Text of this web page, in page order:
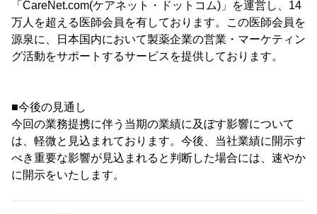
「CareNet.com(ケアネット・ドットコム)」を運営し、14
万人を超える医師会員を有しております。この医師会員を
源泉に、日本国内において製薬企業の営業・マーケティン
グ活動をサポートするサービスを提供しております。
■今後の見通し
今回の業務提携に伴う当期の業績に及ぼす影響について
は、軽微と見込まれております。今後、当社業績に開示す
べき重要な影響が見込まれると判断した場合には、速やか
に開示をいたします。